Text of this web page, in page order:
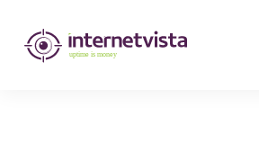
internetvista
monitoring